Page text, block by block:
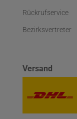
Rückrufservice
Bezirksvertreter
Versand